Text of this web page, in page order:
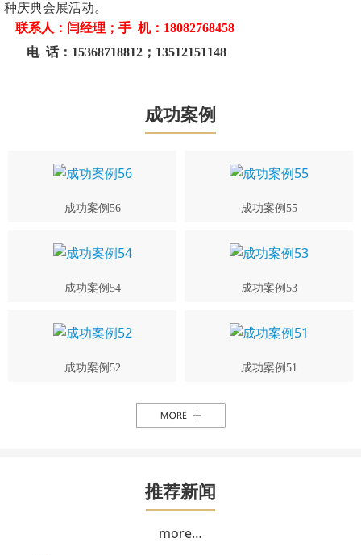
种庆典会展活动。
联系人：闫经理；手 机：18082768458
电 话：15368718812；13512151148
成功案例
成功案例56 成功案例55
成功案例54 成功案例53
成功案例52 成功案例51
推荐新闻
more…